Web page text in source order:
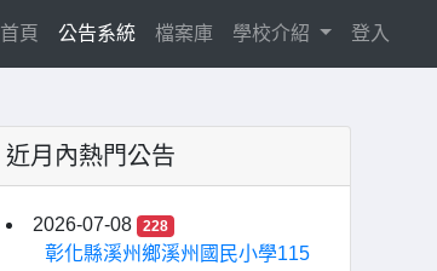
首頁 (current)
公告系統 檔案庫 學校介紹 登入
近月內熱門公告
2026-07-08 228
彰化縣溪州鄉溪州國民小學115